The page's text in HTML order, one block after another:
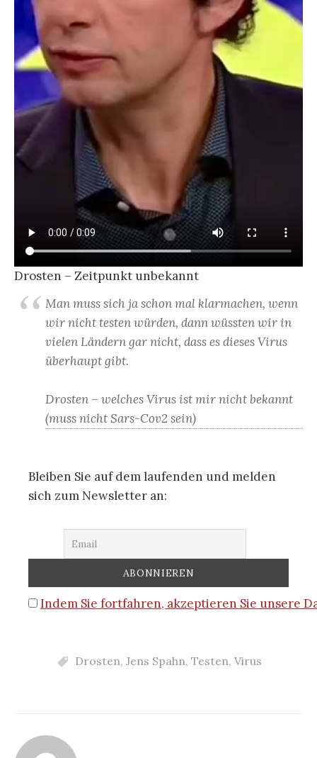
Drosten – Zeitpunkt unbekannt
Man muss sich ja schon mal klarmachen, wenn
wir nicht testen würden, dann wüssten wir in
vielen Ländern gar nicht, dass es dieses Virus
überhaupt gibt.
Drosten – welches Virus ist mir nicht bekannt
(muss nicht Sars-Cov2 sein)
Bleiben Sie auf dem laufenden und melden
sich zum Newsletter an:
Indem Sie fortfahren, akzeptieren Sie unsere
Drosten, Jens Spahn, Testen, Virus